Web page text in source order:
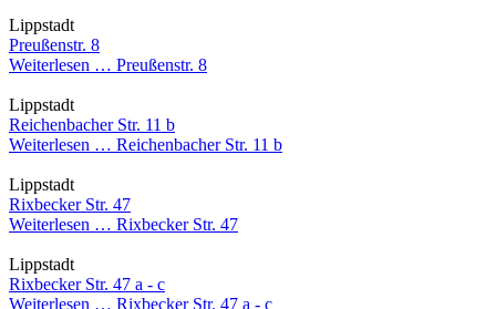
Lippstadt
Preußenstr. 8
Weiterlesen … Preußenstr. 8
Lippstadt
Reichenbacher Str. 11 b
Weiterlesen … Reichenbacher Str. 11 b
Lippstadt
Rixbecker Str. 47
Weiterlesen … Rixbecker Str. 47
Lippstadt
Rixbecker Str. 47 a - c
Weiterlesen … Rixbecker Str. 47 a - c